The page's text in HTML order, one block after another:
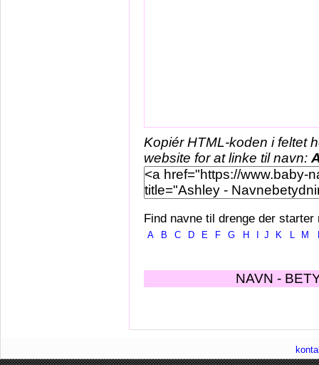
Kopiér HTML-koden i feltet
website for at linke til navn:
Find navne til drenge der starter
A B C D E F G H J K L M
NAVN -